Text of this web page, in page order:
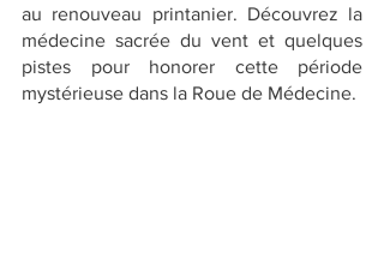
au renouveau printanier. Découvrez la
médecine sacrée du vent et quelques
pistes pour honorer cette période
mystérieuse dans la Roue de Médecine.